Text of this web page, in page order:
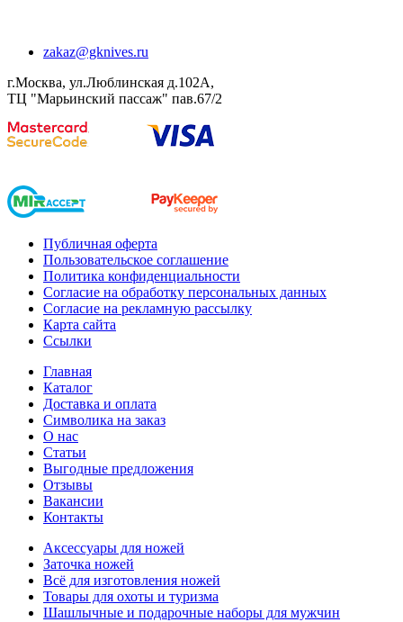
zakaz@gknives.ru
г.Москва, ул.Люблинская д.102А,
ТЦ "Марьинский пассаж" пав.67/2
Публичная оферта
Пользовательское соглашение
Политика конфиденциальности
Согласие на обработку персональных данных
Согласие на рекламную рассылку
Карта сайта
Ссылки
Главная
Каталог
Доставка и оплата
Символика на заказ
О нас
Статьи
Выгодные предложения
Отзывы
Вакансии
Контакты
Аксессуары для ножей
Заточка ножей
Всё для изготовления ножей
Товары для охоты и туризма
Шашлычные и подарочные наборы для мужчин